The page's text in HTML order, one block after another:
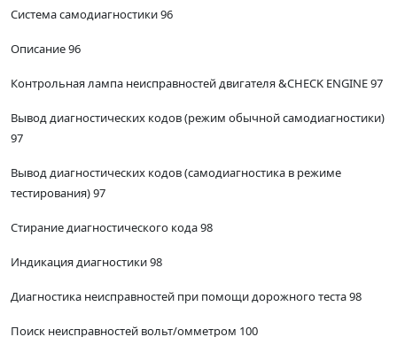
Система самодиагностики 96
Описание 96
Контрольная лампа неисправностей двигателя &CHECK ENGINE 97
Вывод диагностических кодов (режим обычной самодиагностики)
97
Вывод диагностических кодов (самодиагностика в режиме
тестирования) 97
Стирание диагностического кода 98
Индикация диагностики 98
Диагностика неисправностей при помощи дорожного теста 98
Поиск неисправностей вольт/омметром 100